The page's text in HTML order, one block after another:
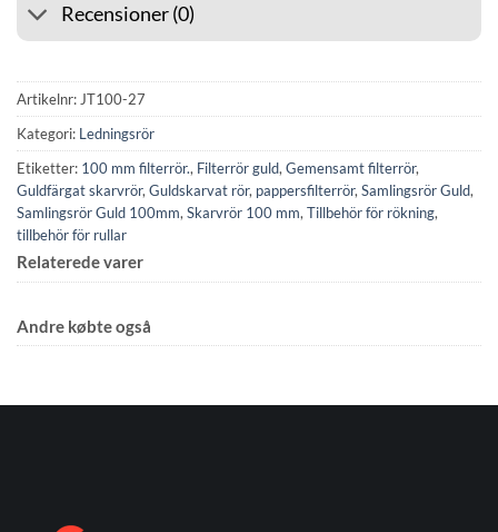
Recensioner (0)
Artikelnr: JT100-27
Kategori: Ledningsrör
Etiketter: 100 mm filterrör., Filterrör guld, Gemensamt filterrör,
Guldfärgat skarvrör, Guldskarvat rör, pappersfilterrör, Samlingsrör Guld,
Samlingsrör Guld 100mm, Skarvrör 100 mm, Tillbehör för rökning,
tillbehör för rullar
Relaterede varer
Andre købte også